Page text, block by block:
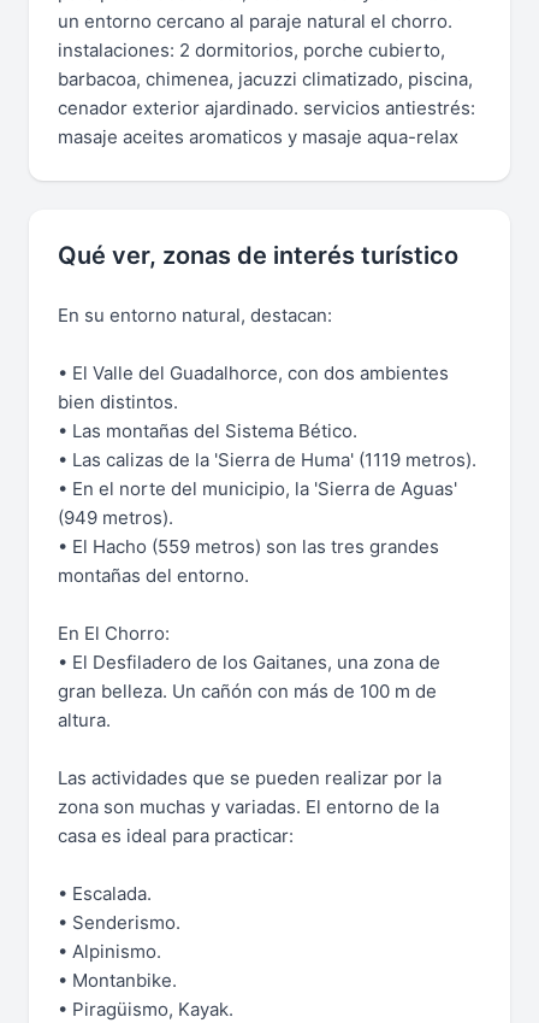
un entorno cercano al paraje natural el chorro.
instalaciones: 2 dormitorios, porche cubierto,
barbacoa, chimenea, jacuzzi climatizado, piscina,
cenador exterior ajardinado. servicios antiestrés:
masaje aceites aromaticos y masaje aqua-relax
Qué ver, zonas de interés turístico
En su entorno natural, destacan:
• El Valle del Guadalhorce, con dos ambientes
bien distintos.
• Las montañas del Sistema Bético.
• Las calizas de la 'Sierra de Huma' (1119 metros).
• En el norte del municipio, la 'Sierra de Aguas'
(949 metros).
• El Hacho (559 metros) son las tres grandes
montañas del entorno.
En El Chorro:
• El Desfiladero de los Gaitanes, una zona de
gran belleza. Un cañón con más de 100 m de
altura.
Las actividades que se pueden realizar por la
zona son muchas y variadas. El entorno de la
casa es ideal para practicar:
• Escalada.
• Senderismo.
• Alpinismo.
• Montanbike.
• Piragüismo, Kayak.